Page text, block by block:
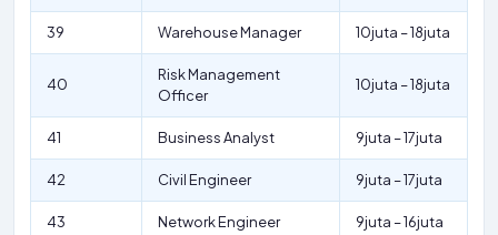
39 Warehouse Manager 10juta – 18juta
40
Risk Management
Officer
10juta – 18juta
41 Business Analyst 9juta – 17juta
42 Civil Engineer 9juta – 17juta
43 Network Engineer 9juta – 16juta